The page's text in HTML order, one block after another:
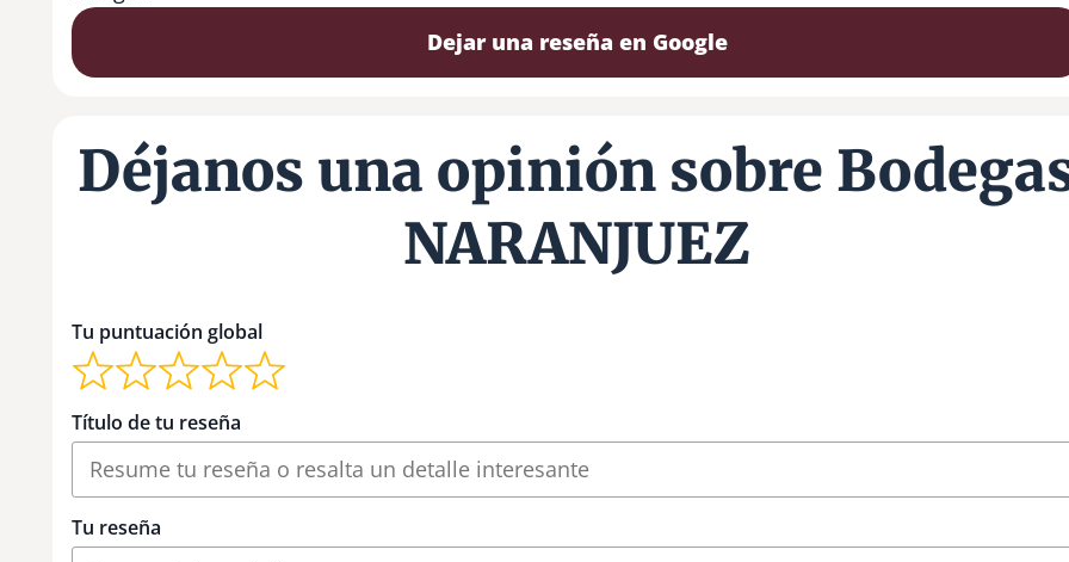
Dejar una reseña en Google
Déjanos una opinión sobre
NARANJUEZ
Tu puntuación global
Título de tu reseña
Tu reseña